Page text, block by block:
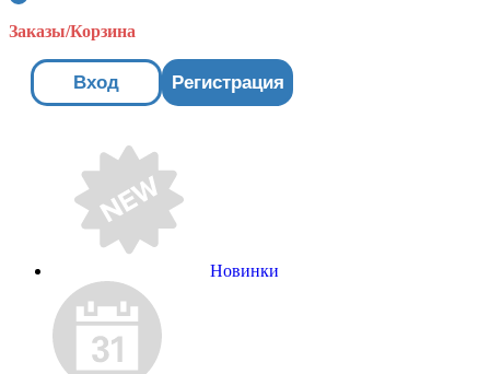
Заказы/Корзина
Вход Регистрация
Новинки